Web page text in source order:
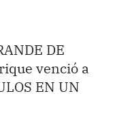
DE
venció a
EN UN